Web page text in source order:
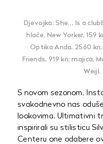
Djevojka: She… Is a
hlače, New Yorker, 159
Optika Anda, 2560
Friends, 919 kn; majica,
Weijl,
S novom sezonom,
svakodnevno nas
lookovima. Ultimativni
inspirirali su stilisticu
Centeru one odabere